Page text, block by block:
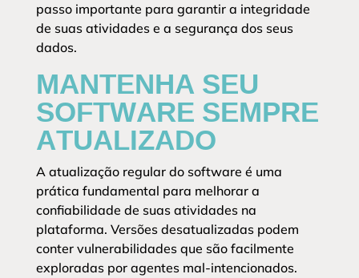
passo importante para garantir a integridade
de suas atividades e a segurança dos seus
dados.
MANTENHA SEU
SOFTWARE SEMPRE
ATUALIZADO
A atualização regular do software é uma
prática fundamental para melhorar a
confiabilidade de suas atividades na
plataforma. Versões desatualizadas podem
conter vulnerabilidades que são facilmente
exploradas por agentes mal-intencionados.